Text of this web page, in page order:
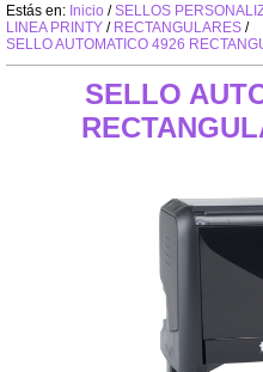
Estás en: Inicio /SELLOS
LINEA PRINTY / RECTANGULARES /
SELLO AUTOMATICO 4926
SELLO